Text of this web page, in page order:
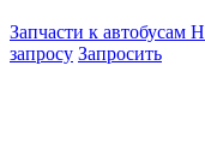
Запчасти к автобусам
запросу Запросить